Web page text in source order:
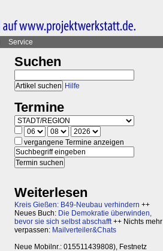
Service
Suchen
Hilfe
Termine
vergangene Termine anzeigen
Weiterlesen
Kreis Gießen: B49-Neubau verhindern ++
Neues Buch: Die Demokratie überwinden,
bevor sie sich selbst abschafft++ Nichts mehr
verpassen: Mailverteiler&Chats
Neue Mobilnr.: 015511439808), Festnetz